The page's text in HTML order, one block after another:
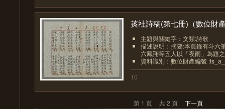
菼社詩稿(第七冊)（數位財
主題與關鍵字：文類:詩歌
描述說明：摘要:本頁錄有斗六
六鳳翔等五人以「夜雨」為題
資料識別：數位財產編號
10
第 1 頁 共 2 頁 下一頁